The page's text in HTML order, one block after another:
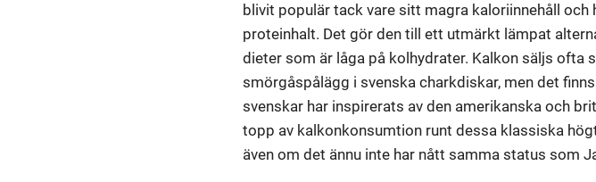
blivit populär tack vare sitt magra kaloriinnehåll och
proteinhalt. Det gör den till ett utmärkt lämpat
dieter som är låga på kolhydrater. Kalkon säljs ofta
smörgåspålägg i svenska charkdiskar, men det
svenskar har inspirerats av den amerikanska och
topp av kalkonkonsumtion runt dessa klassiska
även om det ännu inte har nått samma status som